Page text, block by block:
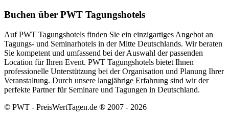
Buchen über PWT Tagungshotels
Auf PWT Tagungshotels finden Sie ein einzigartiges Angebot an
Tagungs- und Seminarhotels in der Mitte Deutschlands. Wir beraten
Sie kompetent und umfassend bei der Auswahl der passenden
Location für Ihren Event. PWT Tagungshotels bietet Ihnen
professionelle Unterstützung bei der Organisation und Planung Ihrer
Veranstaltung. Durch unsere langjährige Erfahrung sind wir der
perfekte Partner für Seminare und Tagungen in Deutschland.
© PWT - PreisWertTagen.de ® 2007 - 2026